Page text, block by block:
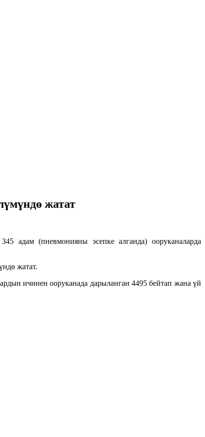
жатат
адам (пневмонияны эсепке алганда) ооруканаларда
жатат.
ичинен ооруканада дарыланган 4495 бейтап жана үй